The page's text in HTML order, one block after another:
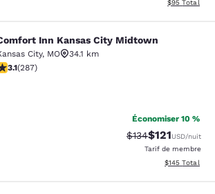
Afficher les
$95 Total
Kansas City Midtown
Inn Kansas City Midtown
City, MO
34.1 km
étoiles. Bien. 287 commentaires
3.1(287)
Économiser 10 %
Tarif barré :
$134Tarif réduit :
$121USD/nuit
Tarif de membre
Afficher les
$145 Total